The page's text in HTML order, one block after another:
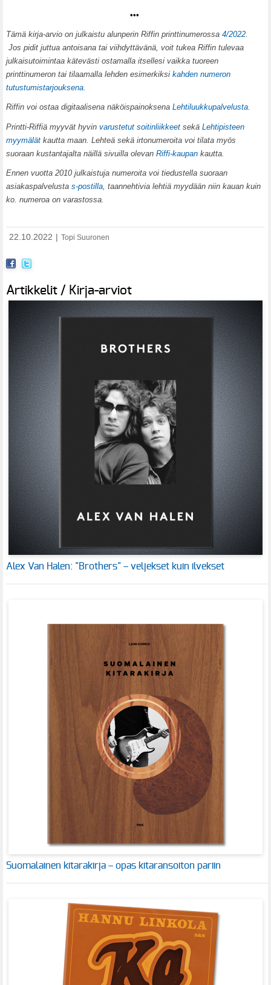
•••
Tämä kirja-arvio on julkaistu alunperin Riffin printtinumerossa 4/2022.
Jos pidit juttua antoisana tai viihdyttävänä, voit tukea Riffin tulevaa
julkaisutoimintaa kätevästi ostamalla itsellesi vaikka tuoreen
printtinumeron tai tilaamalla lehden esimerkiksi kahden numeron
tutustumistarjouksena.
Riffin voi ostaa digitaalisena näköispainoksena Lehtiluukkupalvelusta.
Printti-Riffiä myyvät hyvin varustetut soitinliikkeet sekä Lehtipisteen
myymälät kautta maan. Lehteä sekä irtonumeroita voi tilata myös
suoraan kustantajalta näillä sivuilla olevan Riffi-kaupan kautta.
Ennen vuotta 2010 julkaistuja numeroita voi tiedustella suoraan
asiakaspalvelusta s-postilla, taannehtivia lehtiä myydään niin kauan kuin
ko. numeroa on varastossa.
22.10.2022 | Topi Suuronen
Artikkelit / Kirja-arviot
Alex Van Halen: "Brothers" – veljekset kuin ilvekset
Suomalainen kitarakirja – opas kitaransoiton pariin